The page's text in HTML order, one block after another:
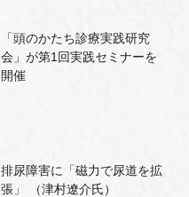
「頭のかたち診療実践研究
会」が第1回実践セミナーを
開催
排尿障害に「磁力で尿道を拡
張」 （津村遼介氏）